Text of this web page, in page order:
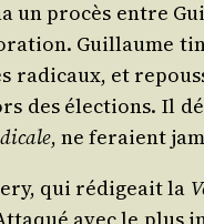
un pro­cès entre
Guillaume
radi­caux, et
des élec­tions. Il
, ne feraient
qui rédi­geait la